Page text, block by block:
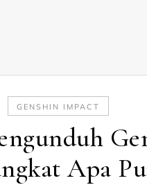
GENSHIN IMPACT
Apa